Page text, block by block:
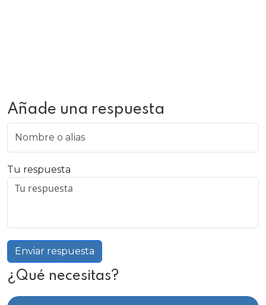
Añade una respuesta
Nombre o alias
Tu respuesta
Enviar respuesta
¿Qué necesitas?